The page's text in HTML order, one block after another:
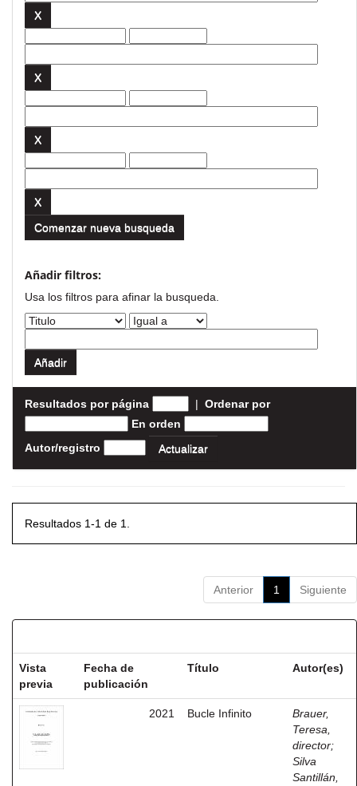
Comenzar nueva busqueda
Añadir filtros:
Usa los filtros para afinar la busqueda.
Resultados por página | Ordenar por
En orden
Autor/registro
Resultados 1-1 de 1.
Anterior 1 Siguiente
Vista
previa
Fecha de
publicación
Título Autor(es)
2021 Bucle Infinito
Brauer,
Teresa,
director;
Silva
Santillán,